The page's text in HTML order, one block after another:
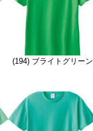
(194) ブライトグリーン